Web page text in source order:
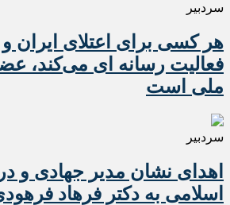
سردبیر
هر کسی برای اعتلای ایران
فعالیت رسانه ای می‌کند،
ملی است
سردبیر
اهدای نشان مدیر جهادی و در
اسلامی به دکتر فرهاد